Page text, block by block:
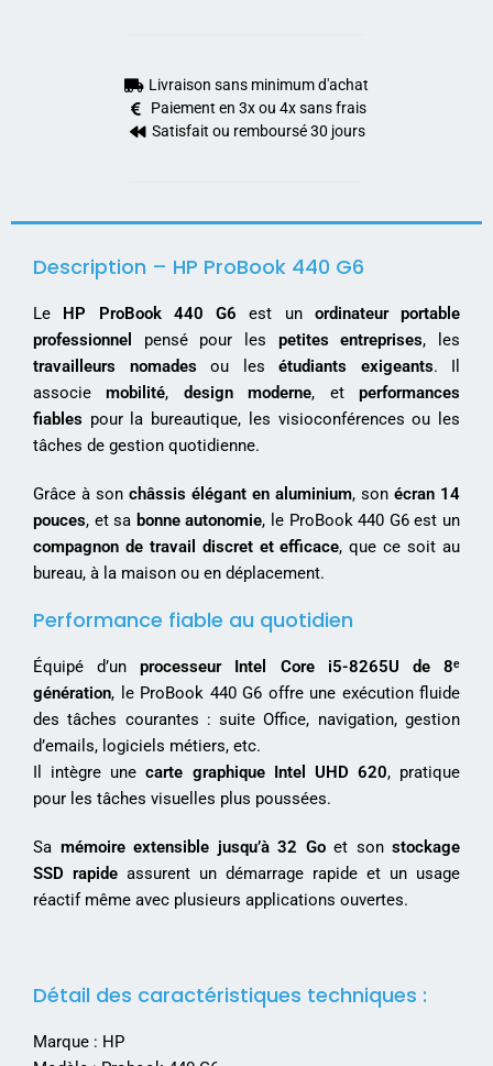
Livraison sans minimum d'achat
Paiement en 3x ou 4x sans frais
Satisfait ou remboursé 30 jours
Description – HP ProBook 440 G6
Le HP ProBook 440 G6 est un ordinateur portable
professionnel
pensé pour les petites entreprises, les
travailleurs nomades ou les étudiants exigeants. Il
associemobilité, design moderne, etperformances
fiables pour la bureautique, les visioconférences ou les
tâches de gestion quotidienne.
Grâce à son châssis élégant en aluminium, son écran 14
pouces, et sa bonne autonomie, le ProBook 440 G6 est un
compagnon de travail discret et efficace, que ce soit au
bureau, à la maison ou en déplacement.
Performance fiable au quotidien
Équipé d’unprocesseur Intel Core i5-8265U de 8ᵉ
génération, le ProBook 440 G6 offre une exécution fluide
des tâches courantes : suite Office, navigation, gestion
d’emails, logiciels métiers, etc.
Il intègre unecarte graphique Intel UHD 620, pratique
pour les tâches visuelles plus poussées.
Sa mémoire extensible jusqu’à 32 Goet son stockage
SSD rapide assurent un démarrage rapide et un usage
réactif même avec plusieurs applications ouvertes.
Détail des caractéristiques techniques :
Marque : HP